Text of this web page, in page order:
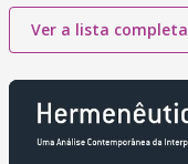
Ver a lista completa